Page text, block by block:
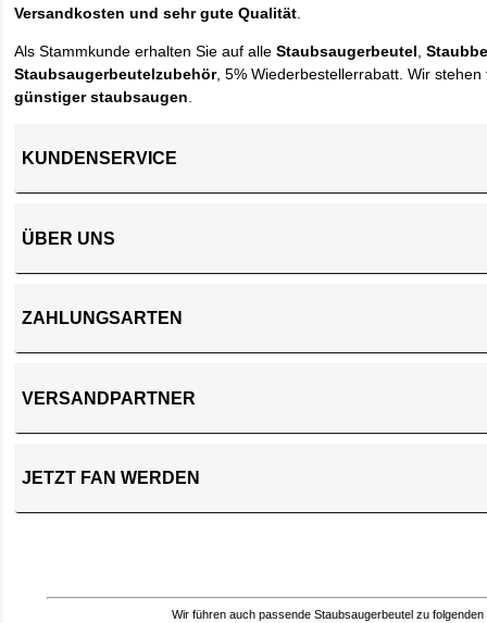
Versandkosten und sehr gute Qualität
Als Stammkunde erhalten Sie auf alleStaubsaugerbeutel ,
Staubsaugerbeutelzubehör, 5% Wiederbestellerrabatt. Wir
günstiger staubsaugen
KUNDENSERVICE
ÜBER UNS
ZAHLUNGSARTEN
VERSANDPARTNER
JETZT FAN WERDEN
Wir führen auch passende Staubsaugerbeutel zu folgenden